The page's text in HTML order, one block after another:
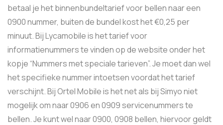
betaal je het binnenbundeltarief voor bellen naar een
0900 nummer, buiten de bundel kost het €0,25 per
minuut. Bij Lycamobile is het tarief voor
informatienummers te vinden op de website onder het
kopje “Nummers met speciale tarieven”. Je moet dan wel
het specifieke nummer intoetsen voordat het tarief
verschijnt. Bij Ortel Mobile is het net als bij Simyo niet
mogelijk om naar 0906 en 0909 servicenummers te
bellen. Je kunt wel naar 0900, 0908 bellen, hiervoor geldt